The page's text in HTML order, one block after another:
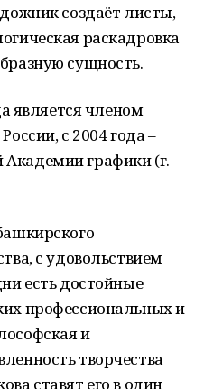
создаёт листы,
раскадровка
сущность.
является членом
с 2004 года –
графики (г.
с удовольствием
есть достойные
профессиональных и
и
творчества
ставят его в один